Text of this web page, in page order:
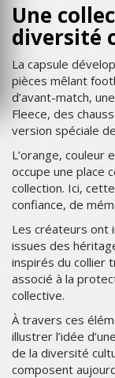
Une
diversité
La capsule
pièces mêlant
d’avant-match,
Fleece, des
version spéciale
L’orange, couleur
occupe une place
collection. Ici,
confiance, de
Les créateurs ont
issues des
inspirés du collier
associé à la
collective.
À travers ces
illustrer l’idée
de la diversité
composent